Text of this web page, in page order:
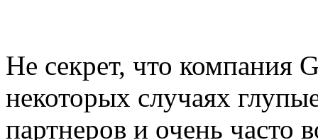
Не секрет, что компания
некоторых случаях
партнеров и очень часто